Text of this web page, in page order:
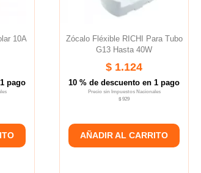
10A
pago
Zócalo Fléxible RICHI Para Tubo
G13 Hasta 40W
$ 1.124
10 % de descuento en 1 pago
Precio sin Impuestos Nacionales
$ 929
AÑADIR AL CARRITO